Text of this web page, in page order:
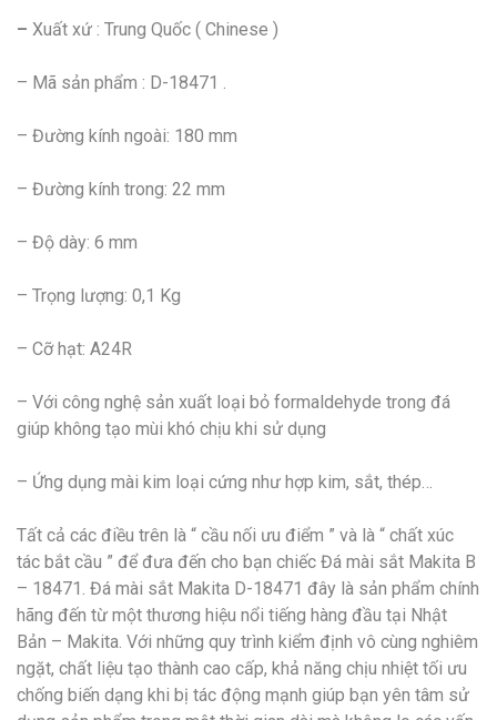
– Xuất xứ : Trung Quốc ( Chinese )
– Mã sản phẩm : D-18471 .
– Đường kính ngoài: 180 mm
– Đường kính trong: 22 mm
– Độ dày: 6 mm
– Trọng lượng: 0,1 Kg
– Cỡ hạt: A24R
– Với công nghệ sản xuất loại bỏ formaldehyde trong đá
giúp không tạo mùi khó chịu khi sử dụng
– Ứng dụng mài kim loại cứng như hợp kim, sắt, thép…
Tất cả các điều trên là “ cầu nối ưu điểm ” và là “ chất xúc
tác bắt cầu ” để đưa đến cho bạn chiếc Đá mài sắt Makita B
– 18471. Đá mài sắt Makita D-18471 đây là sản phẩm chính
hãng đến từ một thương hiệu nổi tiếng hàng đầu tại Nhật
Bản – Makita. Với những quy trình kiểm định vô cùng nghiêm
ngặt, chất liệu tạo thành cao cấp, khả năng chịu nhiệt tối ưu
chống biến dạng khi bị tác động mạnh giúp bạn yên tâm sử